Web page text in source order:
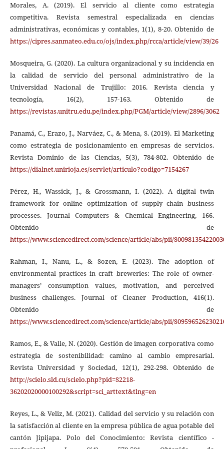
Morales, A. (2019). El servicio al cliente como estrategia
competitiva. Revista semestral especializada en ciencias
administrativas, económicas y contables, 1(1), 8-20. Obtenido de
https://cipres.sanmateo.edu.co/ojs/index.php/rcca/article/view/39/26
Mosqueira, G. (2020). La cultura organizacional y su incidencia en
la calidad de servicio del personal administrativo de la
Universidad Nacional de Trujillo: 2016. Revista ciencia y
tecnología, 16(2), 157-163. Obtenido de
https://revistas.unitru.edu.pe/index.php/PGM/article/view/2896/3062
Panamá, C., Erazo, J., Narváez, C., & Mena, S. (2019). El Marketing
como estrategia de posicionamiento en empresas de servicios.
Revista Dominio de las Ciencias, 5(3), 784-802. Obtenido de
https://dialnet.unirioja.es/servlet/articulo?codigo=7154267
Pérez, H., Wassick, J., & Grossmann, I. (2022). A digital twin
framework for online optimization of supply chain business
processes. Journal Computers & Chemical Engineering, 166.
Obtenido de
https://www.sciencedirect.com/science/article/abs/pii/
Rahman, I., Nanu, L., & Sozen, E. (2023). The adoption of
environmental practices in craft breweries: The role of owner-
managers’ consumption values, motivation, and perceived
business challenges. Journal of Cleaner Production, 416(1).
Obtenido de
https://www.sciencedirect.com/science/article/abs/pii/
Ramos, E., & Valle, N. (2020). Gestión de imagen corporativa como
estrategia de sostenibilidad: camino al cambio empresarial.
Revista Universidad y Sociedad, 12(1), 292-298. Obtenido de
http://scielo.sld.cu/scielo.php?pid=S2218-
36202020000100292&script=sci_arttext&tlng=en
Reyes, L., & Veliz, M. (2021). Calidad del servicio y su relación con
la satisfacción al cliente en la empresa pública de agua potable del
cantón Jipijapa. Polo del Conocimiento: Revista científico -